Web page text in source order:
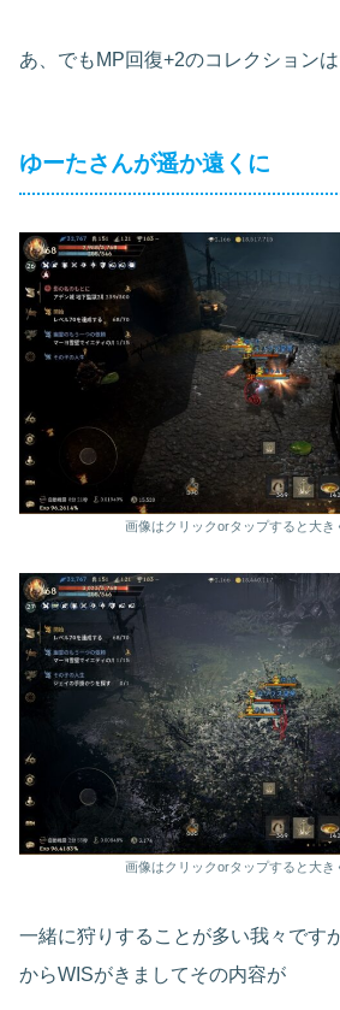
あ、でもMP回復+2のコレクション
ゆーたさんが遥か遠くに
画像はクリックorタップすると大き
画像はクリックorタップすると大き
一緒に狩りすることが多い我々です
からWISがきましてその内容が